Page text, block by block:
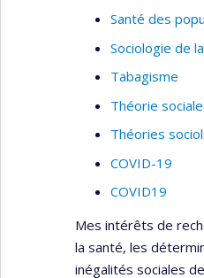
Santé des
Sociologie de
Tabagisme
Théorie sociale
Théories
COVID-19
COVID19
Mes intérêts de
la santé, les
inégalités sociales